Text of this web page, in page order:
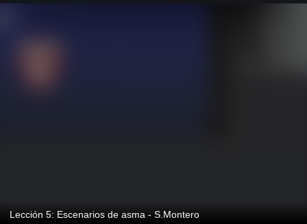
Lección 5: Escenarios de asma - S.Montero